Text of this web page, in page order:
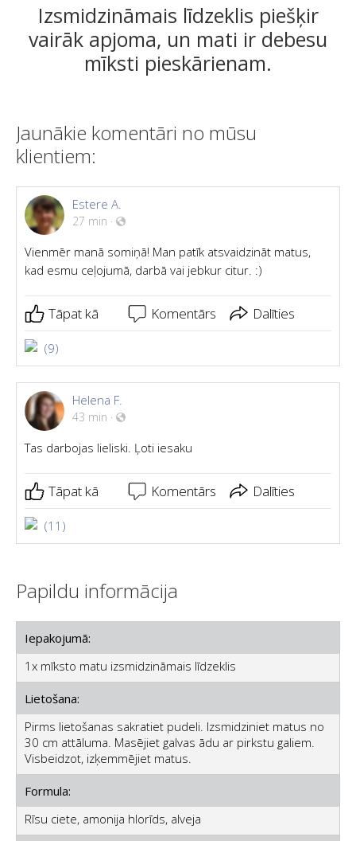
Izsmidzināmais līdzeklis piešķir
vairāk apjoma, un mati ir debesu
mīksti pieskārienam.
Jaunākie komentāri no mūsu
klientiem:
Estere A.
27 min ·
Vienmēr manā somiņā! Man patīk atsvaidzināt matus,
kad esmu ceļojumā, darbā vai jebkur citur. :)
Tāpat kā Komentārs Dalīties
(9)
Helena F.
43 min ·
Tas darbojas lieliski. Ļoti iesaku
Tāpat kā Komentārs Dalīties
(11)
Papildu informācija
Iepakojumā:
1x mīksto matu izsmidzināmais līdzeklis
Lietošana:
Pirms lietošanas sakratiet pudeli. Izsmidziniet matus no
30 cm attāluma. Masējiet galvas ādu ar pirkstu galiem.
Visbeidzot, izķemmējiet matus.
Formula:
Rīsu ciete, amonija hlorīds, alveja